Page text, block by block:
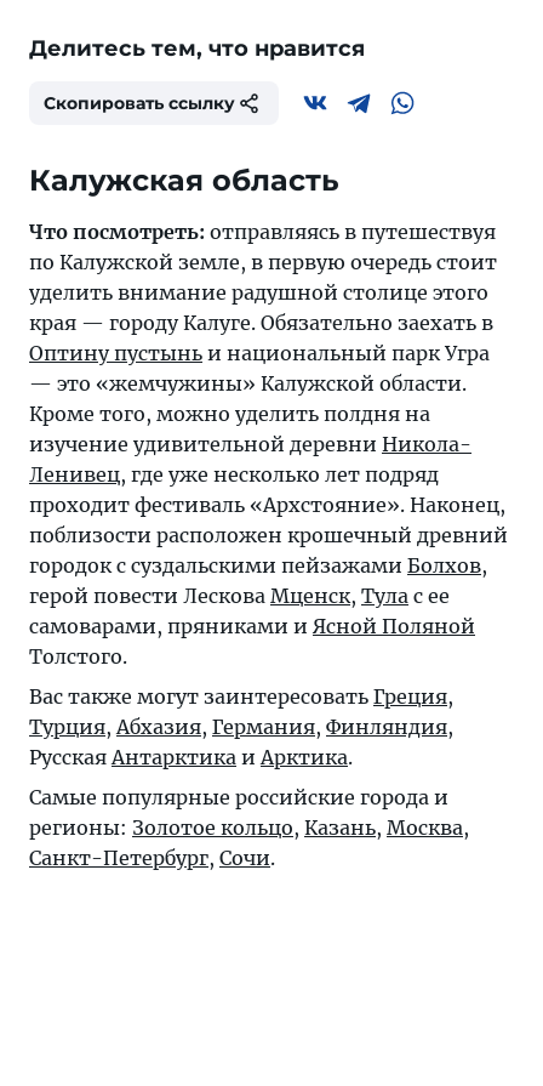
Делитесь тем, что нравится
Скопировать ссылку
Калужская область
Что посмотреть: отправляясь в путешествуя
по Калужской земле, в первую очередь стоит
уделить внимание радушной столице этого
края — городу Калуге. Обязательно заехать в
Оптину пустынь и национальный парк Угра
— это «жемчужины» Калужской области.
Кроме того, можно уделить полдня на
изучение удивительной деревни Никола-
Ленивец, где уже несколько лет подряд
проходит фестиваль «Архстояние». Наконец,
поблизости расположен крошечный древний
городок c суздальскими пейзажами Болхов,
герой повести Лескова Мценск, Тула с ее
самоварами, пряниками и Ясной Поляной
Толстого.
Вас также могут заинтересовать Греция,
Турция,Абхазия, Германия, Финляндия,
РусскаяАнтарктика иАрктика.
Самые популярные российские города и
регионы: Золотое кольцо, Казань, Москва,
Санкт-Петербург, Сочи.